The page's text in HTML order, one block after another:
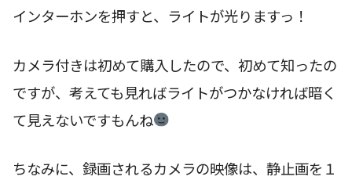
インターホンを押すと、ライトが光りますっ！
カメラ付きは初めて購入したので、初めて知ったの
ですが、考えても見ればライトがつかなければ暗く
て見えないですもんね
ちなみに、録画されるカメラの映像は、静止画を１